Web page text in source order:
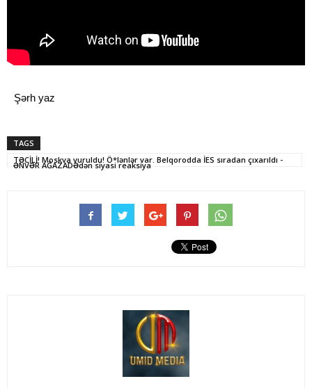
Şərh yaz
TAGS
TƏCİLİ! Moskva vuruldu! Ö*lənlər var. Belqorodda İES sıradan çıxarıldı -
ƏNVƏR AĞAZADƏdən siyasi reaksiya